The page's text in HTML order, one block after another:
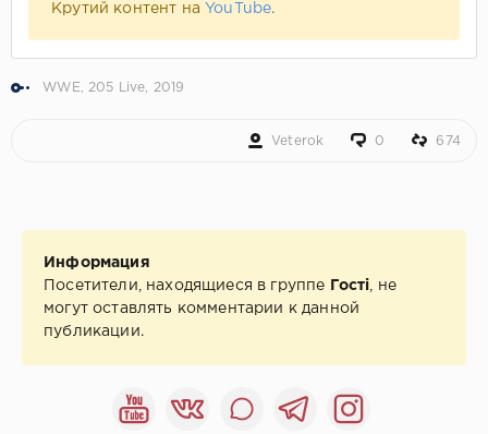
Крутий контент на YouTube.
WWE,205 Live, 2019
Veterok 0 674
Информация
Посетители, находящиеся в группе
Гості
, не
могут оставлять комментарии к данной
публикации.